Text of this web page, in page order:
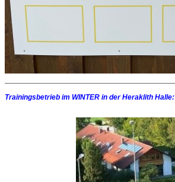
Trainingsbetrieb im WINTER in der Heraklith Halle: